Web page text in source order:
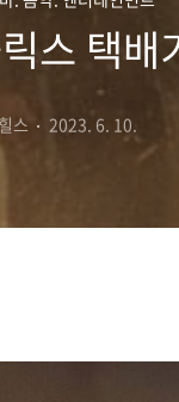
스 택배
스 2023. 6. 10.